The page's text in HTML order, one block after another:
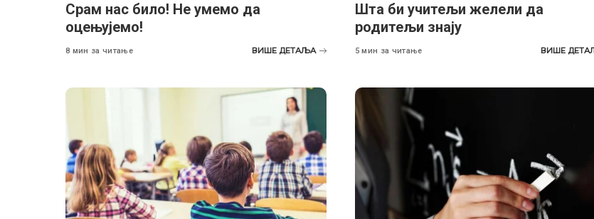
Срам нас било! Не умемо да
оцењујемо!
8 мин за читање ВИШЕ ДЕТАЉА
Шта би учитељи желели да
родитељи знају
5 мин за читање ВИШЕ